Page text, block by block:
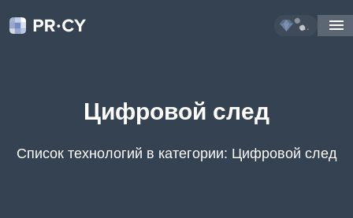
...
Цифровой след
Список технологий в категории: Цифровой след